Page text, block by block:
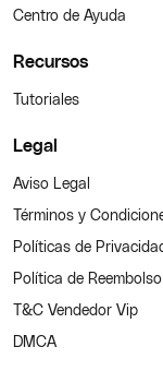
Centro de Ayuda
Recursos
Tutoriales
Legal
Aviso Legal
Términos y
Políticas de
Política de Reembolso
T&C Vendedor Vip
DMCA